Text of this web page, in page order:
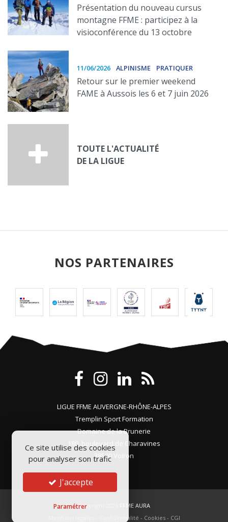
Présentation du nouveau cursus
montagne FFME : participez à la
visioconférence du 13 octobre
11/06/2026 ALPINISME PRATIQUER
Retour sur le premier weekend
FAME à Aussois les 6 et 7 juin 2026
TOUTE L'ACTUALITÉ
DE LA LIGUE
NOS PARTENAIRES
LIGUE FFME AUVERGNE-RHÔNE-ALPES
Tremplin Sport Formation
Domaine de la Brunerie
180, boulevard de Charavines
38500 Voiron
Copyright 2026
FFME AURA
Confidentialité - Cookies- CGI
Ce site utilise des cookies
pour analyser son trafic
J'accepte
Paramétrer